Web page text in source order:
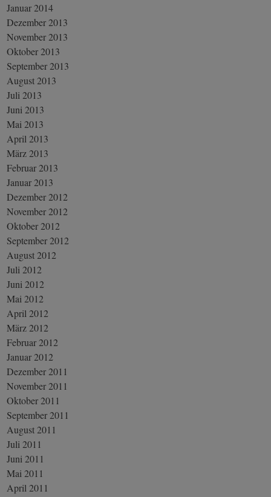
Januar 2014
Dezember 2013
November 2013
Oktober 2013
September 2013
August 2013
Juli 2013
Juni 2013
Mai 2013
April 2013
März 2013
Februar 2013
Januar 2013
Dezember 2012
November 2012
Oktober 2012
September 2012
August 2012
Juli 2012
Juni 2012
Mai 2012
April 2012
März 2012
Februar 2012
Januar 2012
Dezember 2011
November 2011
Oktober 2011
September 2011
August 2011
Juli 2011
Juni 2011
Mai 2011
April 2011